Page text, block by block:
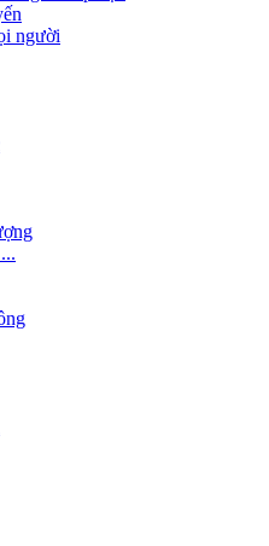
người